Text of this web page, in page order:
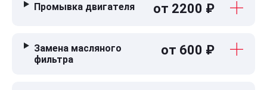
Промывка двигателя от 2200 ₽
Замена масляного
фильтра
от 600 ₽